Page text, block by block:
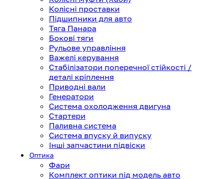
Колісні проставки
Підшипники для авто
Тяга Панара
Бокові тяги
Рульове управління
Важелі керування
Стабілізатори поперечної стійкості /
деталі кріплення
Приводні вали
Генератори
Система охолодження двигуна
Стартери
Паливна система
Система впуску й випуску
Інші запчастини підвіски
Оптика
Фари
Комплект оптики під модель авто